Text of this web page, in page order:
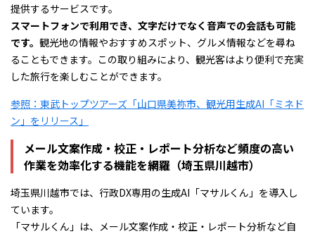
提供するサービスです。
スマートフォンで利用でき、文字だけでなく音声での会話も可能
です。 観光地の情報やおすすめスポット、グルメ情報などを尋ね
ることもできます。この取り組みにより、観光客はより便利で充実
した旅行を楽しむことができます。
参照：東武トップツアーズ「山口県美祢市、観光用生成AI「ミネド
ン」をリリース」
メール文案作成・校正・レポート分析など頻度の高い
作業を効率化する機能を網羅（埼玉県川越市）
埼玉県川越市では、行政DX専用の生成AI「マサルくん」を導入し
ています。
「マサルくん」は、メール文案作成・校正・レポート分析など自